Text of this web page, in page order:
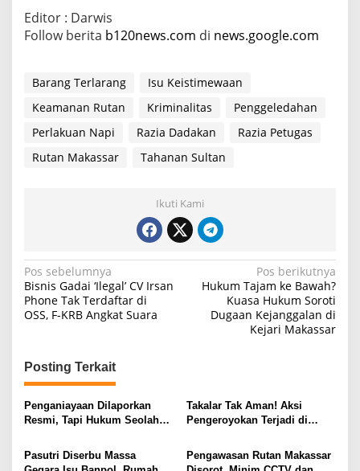
Editor : Darwis
Follow berita b120news.com di news.google.com
Barang Terlarang
Isu Keistimewaan
Keamanan Rutan
Kriminalitas
Penggeledahan
Perlakuan Napi
Razia Dadakan
Razia Petugas
Rutan Makassar
Tahanan Sultan
Ikuti Kami
N
a
v
g
a
s
p
Pos sebelumnya
Bisnis Gadai ‘Ilegal’ CV Irsan
Phone Tak Terdaftar di
OSS, F-KRB Angkat Suara
Pos berikutnya
Hukum Tajam ke Bawah?
Kuasa Hukum Soroti
Dugaan Kejanggalan di
Kejari Makassar
Posting Terkait
Penganiayaan Dilaporkan
Resmi, Tapi Hukum Seolah
Takalar Tak Aman! Aksi
Pengeroyokan Terjadi di
Temukan Pelaku
Pasutri Diserbu Massa
Pengawasan Rutan Makassar